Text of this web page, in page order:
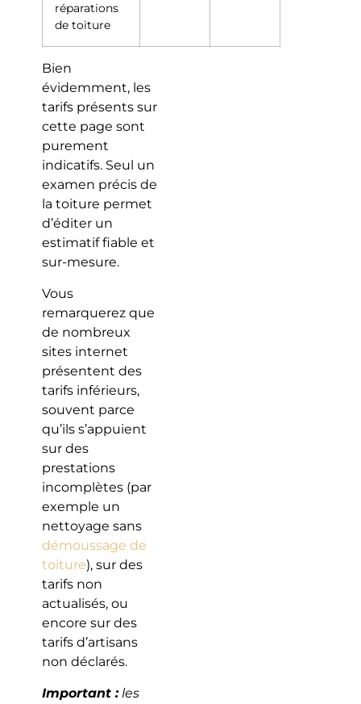
réparations
de toiture
Bien
évidemment, les
tarifs présents sur
cette page sont
purement
indicatifs. Seul un
examen précis de
la toiture permet
d’éditer un
estimatif fiable et
sur-mesure.
Vous
remarquerez que
de nombreux
sites internet
présentent des
tarifs inférieurs,
souvent parce
qu’ils s’appuient
sur des
prestations
incomplètes (par
exemple un
nettoyage sans
démoussage de
toiture), sur des
tarifs non
actualisés, ou
encore sur des
tarifs d’artisans
non déclarés.
Important :les